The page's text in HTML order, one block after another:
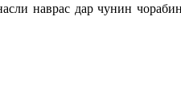
наврас дар чунин